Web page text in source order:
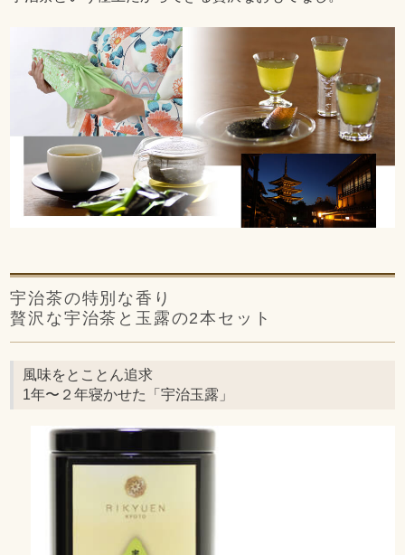
宇治茶の特別な香り
贅沢な宇治茶と玉露の2本セット
風味をとことん追求
1年〜２年寝かせた「宇治玉露」